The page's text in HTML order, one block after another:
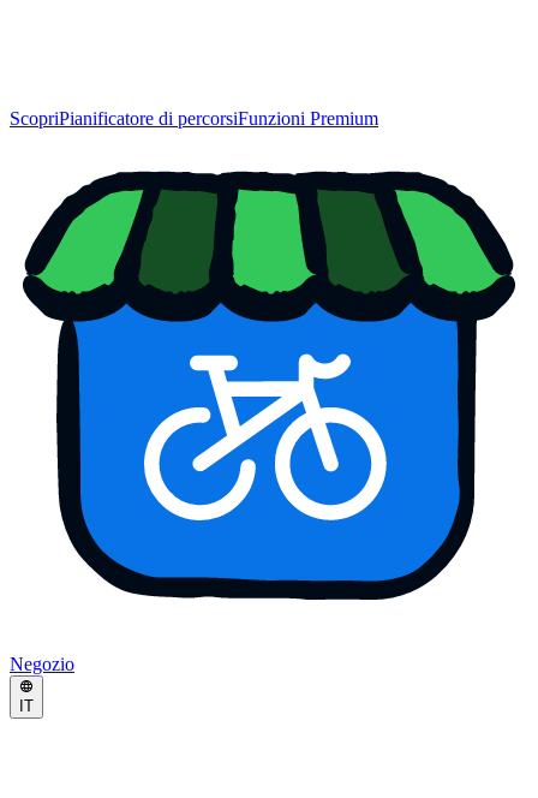
ScopriPianificatore di percorsiFunzioni Premium
Negozio
IT